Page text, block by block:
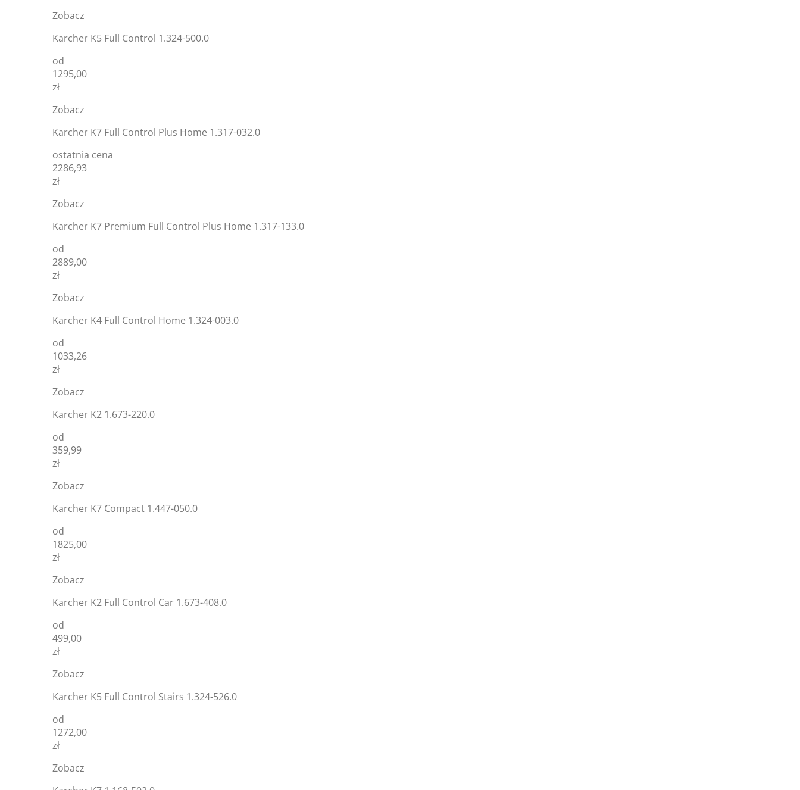
Zobacz
Karcher K5 Full Control 1.324-500.0
od
1295,00
zł
Zobacz
Karcher K7 Full Control Plus Home 1.317-032.0
ostatnia cena
2286,93
zł
Zobacz
Karcher K7 Premium Full Control Plus Home 1.317-133.0
od
2889,00
zł
Zobacz
Karcher K4 Full Control Home 1.324-003.0
od
1033,26
zł
Zobacz
Karcher K2 1.673-220.0
od
359,99
zł
Zobacz
Karcher K7 Compact 1.447-050.0
od
1825,00
zł
Zobacz
Karcher K2 Full Control Car 1.673-408.0
od
499,00
zł
Zobacz
Karcher K5 Full Control Stairs 1.324-526.0
od
1272,00
zł
Zobacz